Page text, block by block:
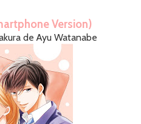
Version)
de Ayu Watanabe